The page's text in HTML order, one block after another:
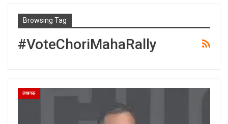
Browsing Tag
#VoteChoriMahaRally
लखनऊ